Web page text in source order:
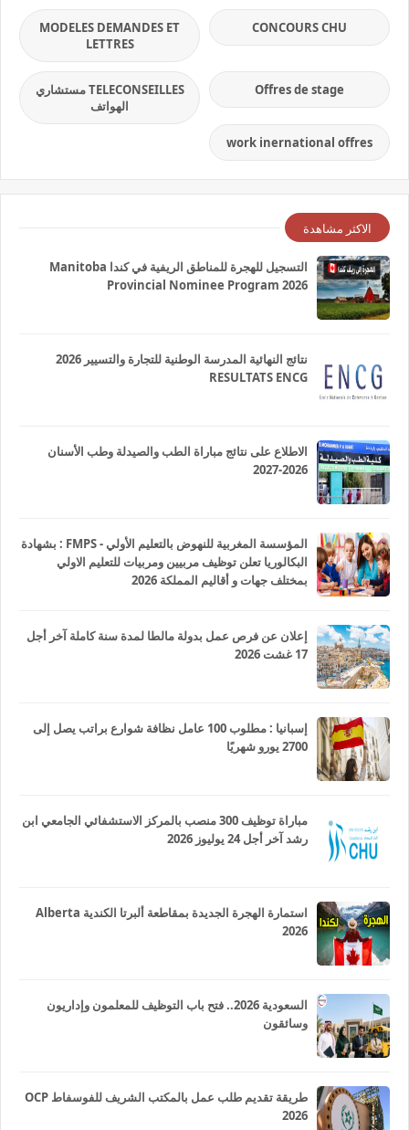
CONCOURS CHU
MODELES DEMANDES ET
LETTRES
Offres de stage
TELECONSEILLES مستشاري
الهواتف
work inernational offres
الاكثر مشاهدة
التسجيل للهجرة للمناطق الريفية في كندا Manitoba
Provincial Nominee Program 2026
نتائج النهائية المدرسة الوطنية للتجارة والتسيير 2026
RESULTATS ENCG
الاطلاع على نتائج مباراة الطب والصيدلة وطب الأسنان
2026-2027
المؤسسة المغربية للنهوض بالتعليم الأولي - FMPS : بشهادة
البكالوريا تعلن توظيف مربيين ومربيات للتعليم الاولي
بمختلف جهات و أقاليم المملكة 2026
إعلان عن فرص عمل بدولة مالطا لمدة سنة كاملة آخر أجل
17 غشت 2026
إسبانيا : مطلوب 100 عامل نظافة شوارع براتب يصل إلى
2700 يورو شهريًا
مباراة توظيف 300 منصب بالمركز الاستشفائي الجامعي ابن
رشد آخر أجل 24 يوليوز 2026
استمارة الهجرة الجديدة بمقاطعة ألبرتا الكندية Alberta
2026
السعودية 2026.. فتح باب التوظيف للمعلمون وإداريون
وسائقون
طريقة تقديم طلب عمل بالمكتب الشريف للفوسفاط OCP
2026